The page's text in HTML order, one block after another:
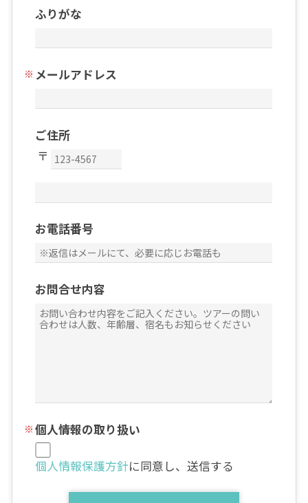
ふりがな
メールアドレス
ご住所
お電話番号
お問合せ内容
個人情報の取り扱い
個人情報保護方針に同意し、送信する